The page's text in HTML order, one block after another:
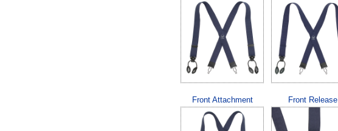
Front Attachment Front Release